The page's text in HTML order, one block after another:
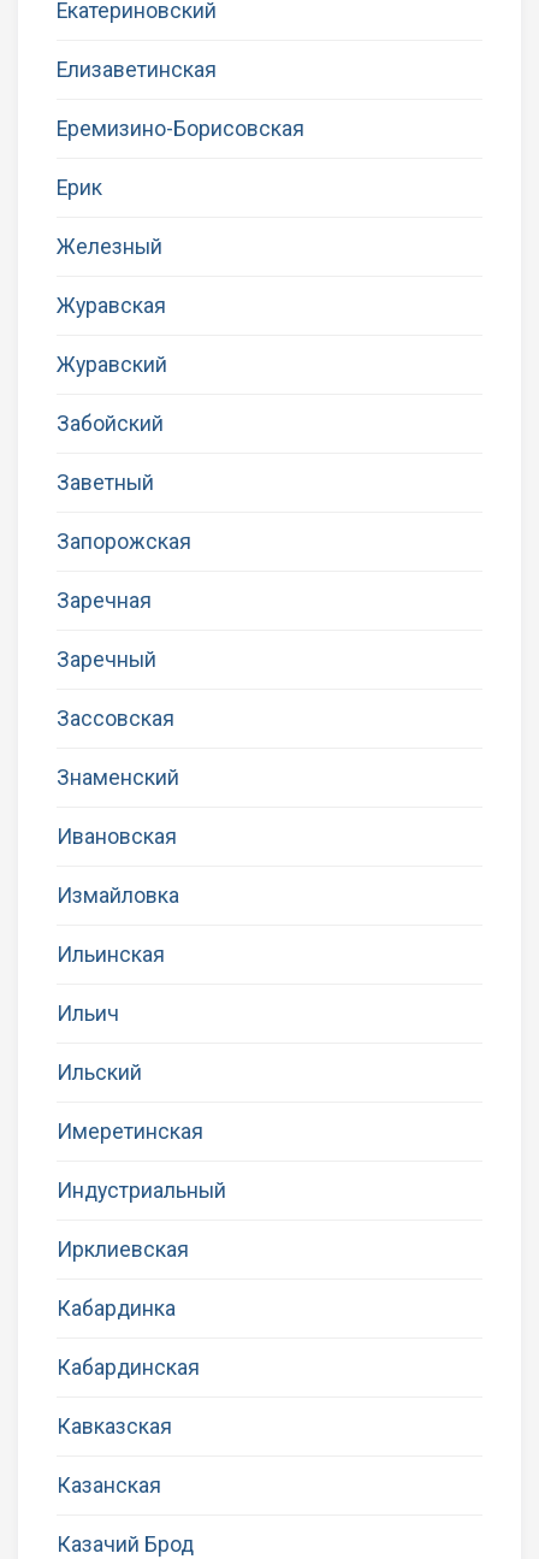
Екатериновский
Елизаветинская
Еремизино-Борисовская
Ерик
Железный
Журавская
Журавский
Забойский
Заветный
Запорожская
Заречная
Заречный
Зассовская
Знаменский
Ивановская
Измайловка
Ильинская
Ильич
Ильский
Имеретинская
Индустриальный
Ирклиевская
Кабардинка
Кабардинская
Кавказская
Казанская
Казачий Брод